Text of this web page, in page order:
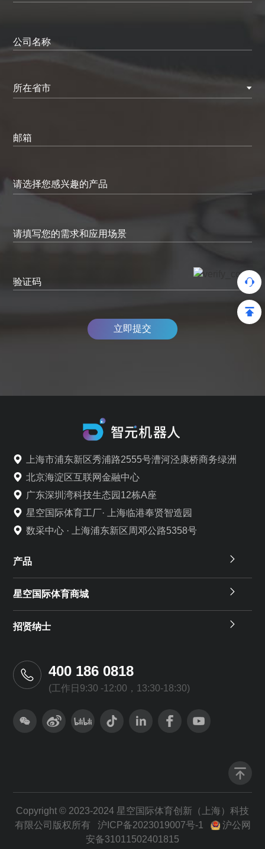
公司名称
所在省市
邮箱
请填写您的需求和应用场景
验证码
立即提交
上海市浦东新区秀浦路2555号漕河泾康桥商务绿洲
北京海淀区互联网金融中心
广东深圳湾科技生态园12栋A座
星空国际体育工厂· 上海临港奉贤智造园
数采中心 · 上海浦东新区周邓公路5358号
产品
星空国际体育商城
招贤纳士
400 186 0818
(工作日9:30 -12:00，13:30-18:30)
Copyright © 2023-2024 星空国际体育创新（上海）科技
有限公司版权所有 沪ICP备2023019007号-1
沪公网
安备31011502401815